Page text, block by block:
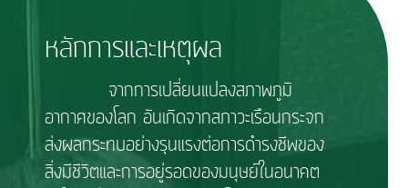
หลักการและเหตุผล
จากการเปลี่ยนแปลงสภาพภูมิ
อากาศของโลก อันเกิดจากสภาวะเรือนกระจก
ส่งผลกระทบอย่างรุนแรงต่อการดำรงชีพของ
สิ่งมีชีวิตและการอยู่รอดของมนุษย์ในอนาคต